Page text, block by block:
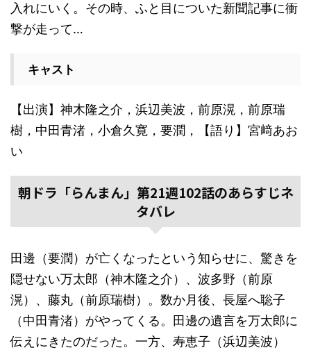
入れにいく。その時、ふと目についた新聞記事に衝
撃が走って…
キャスト
【出演】神木隆之介，浜辺美波，前原滉，前原瑞
樹，中田青渚，小倉久寛，要潤，【語り】宮﨑あお
い
朝ドラ「らんまん」第21週102話のあらすじネ
タバレ
田邊（要潤）が亡くなったという知らせに、驚きを
隠せない万太郎（神木隆之介）、波多野（前原
滉）、藤丸（前原瑞樹）。数か月後、長屋へ聡子
（中田青渚）がやってくる。田邊の遺言を万太郎に
伝えにきたのだった。一方、寿恵子（浜辺美波）